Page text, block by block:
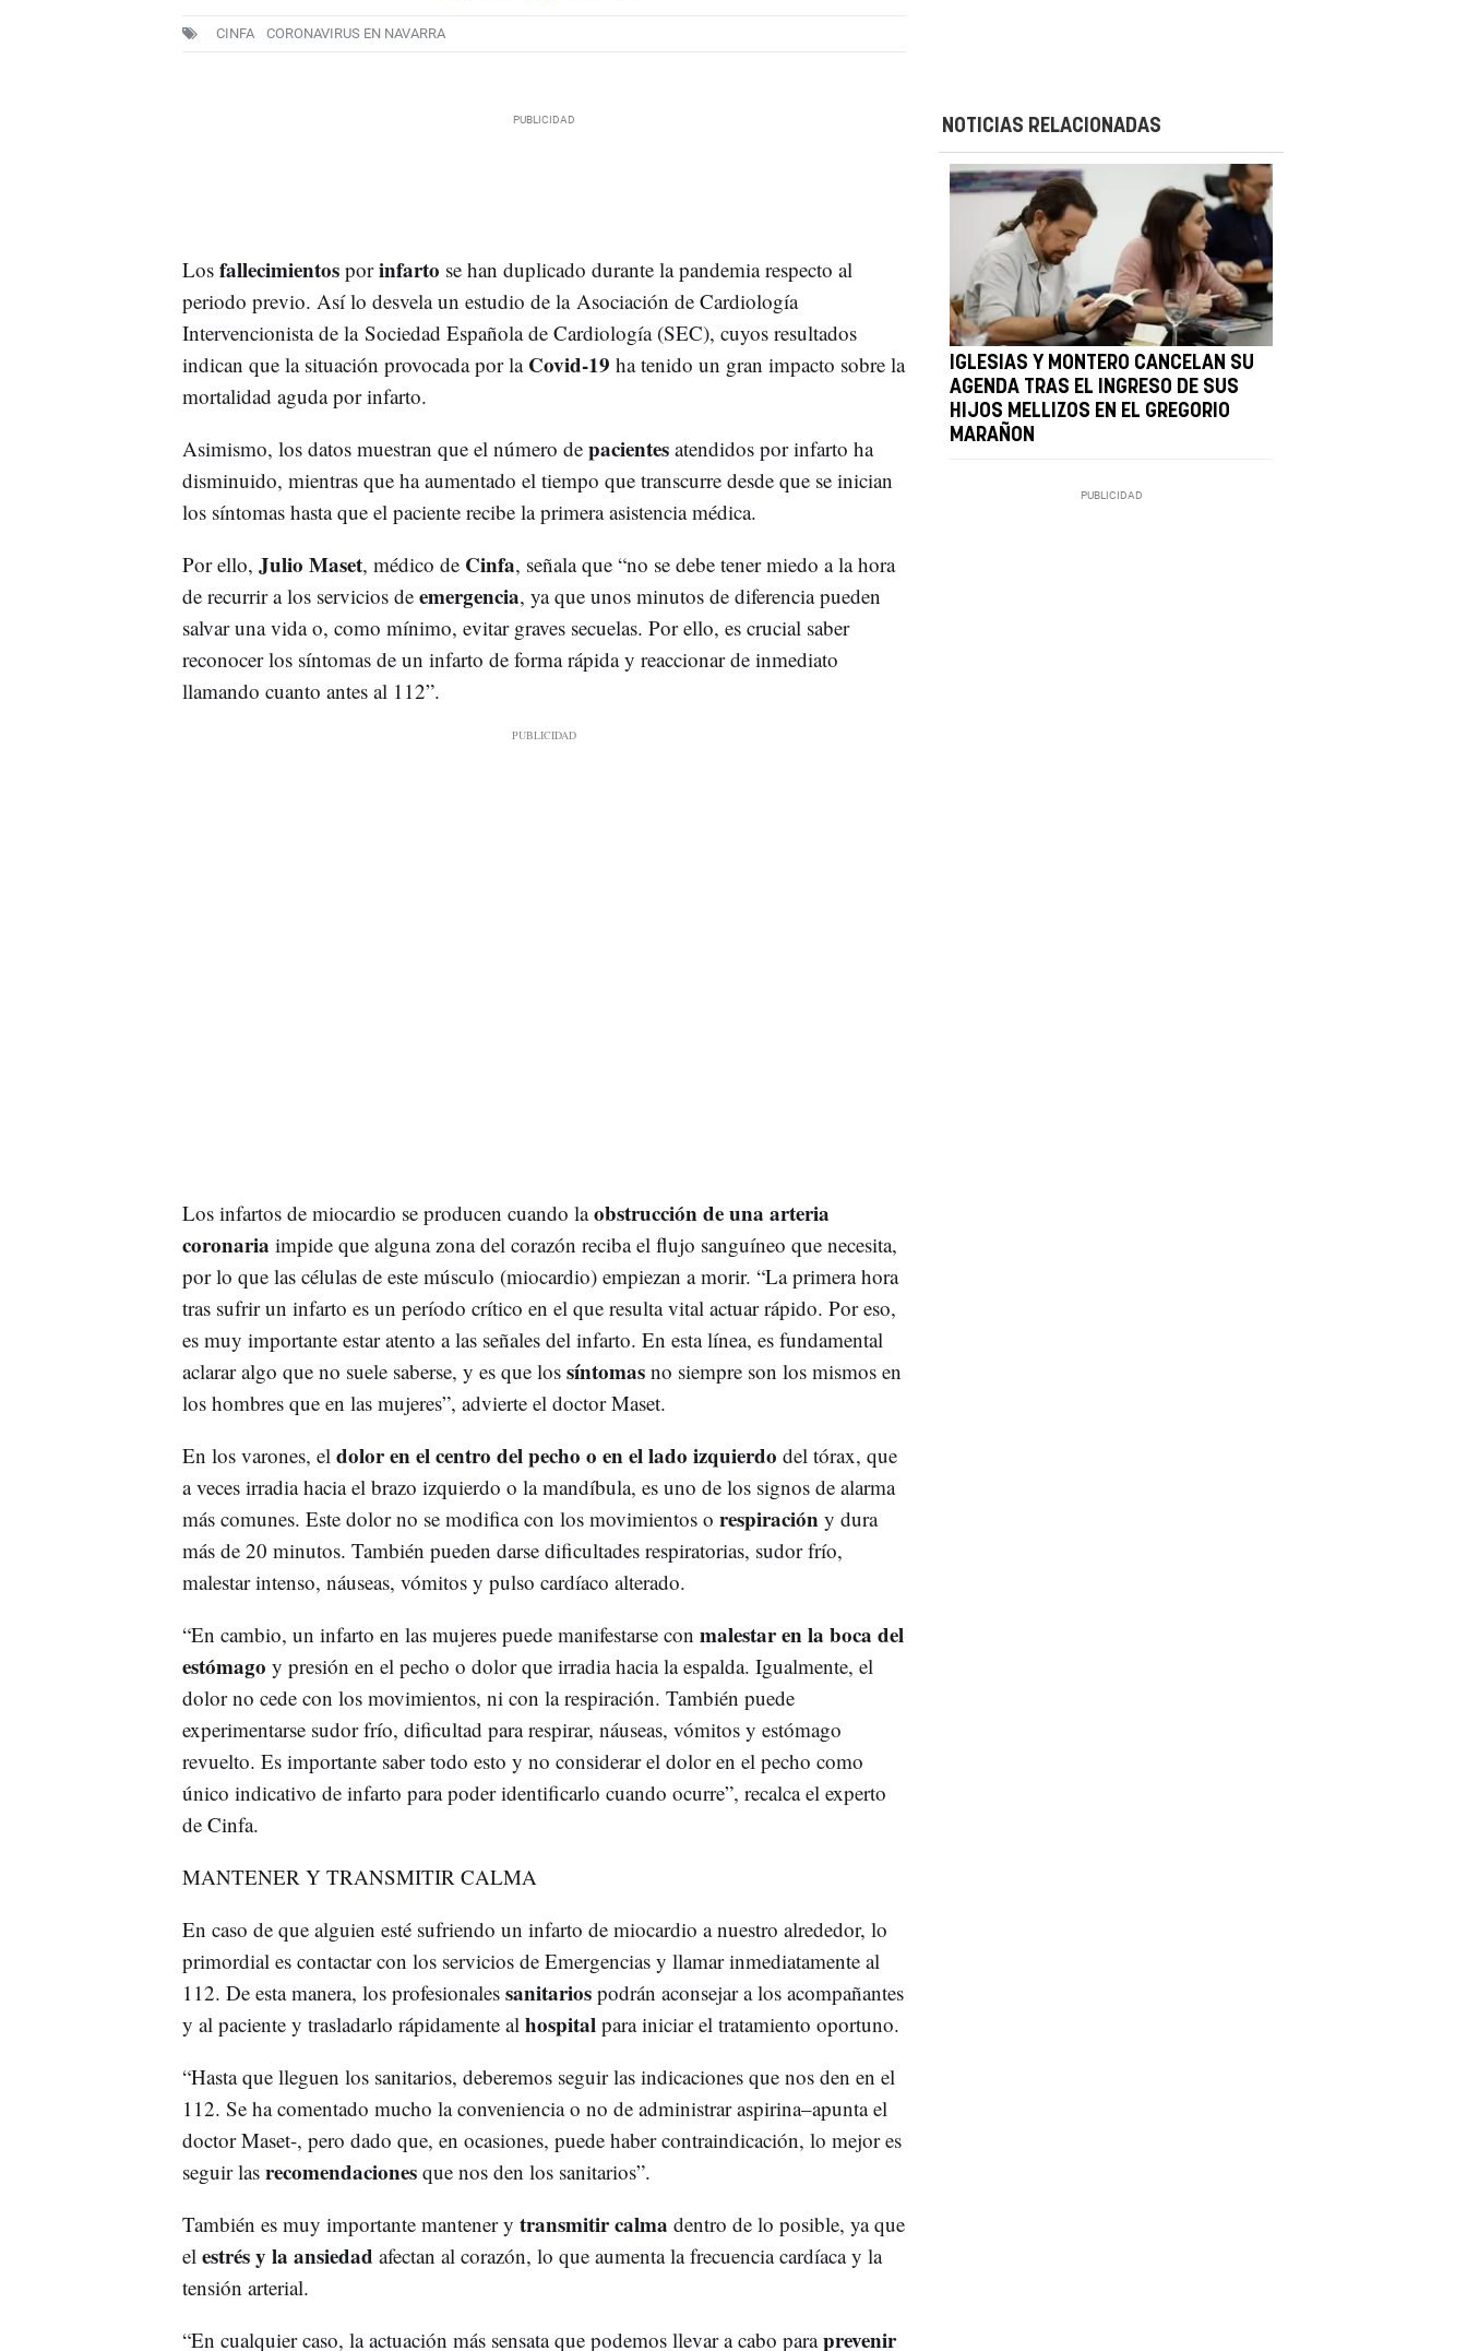
CINFA CORONAVIRUS EN NAVARRA
Los fallecimientos porinfarto se han duplicado durante la pandemia respecto al
periodo previo. Así lo desvela un estudio de la Asociación de Cardiología
Intervencionista de la Sociedad Española de Cardiología (SEC), cuyos resultados
indican que la situación provocada por laCovid-19 ha tenido un gran impacto sobre la
mortalidad aguda por infarto.
Asimismo, los datos muestran que el número de pacientes atendidos por infarto ha
disminuido, mientras que ha aumentado el tiempo que transcurre desde que se inician
los síntomas hasta que el paciente recibe la primera asistencia médica.
Por ello, Julio Maset, médico de Cinfa, señala que “no se debe tener miedo a la hora
de recurrir a los servicios de emergencia, ya que unos minutos de diferencia pueden
salvar una vida o, como mínimo, evitar graves secuelas. Por ello, es crucial saber
reconocer los síntomas de un infarto de forma rápida y reaccionar de inmediato
llamando cuanto antes al 112”.
Los infartos de miocardio se producen cuando laobstrucción de una arteria
coronaria impide que alguna zona del corazón reciba el flujo sanguíneo que necesita,
por lo que las células de este músculo (miocardio) empiezan a morir. “La primera hora
tras sufrir un infarto es un período crítico en el que resulta vital actuar rápido. Por eso,
es muy importante estar atento a las señales del infarto. En esta línea, es fundamental
aclarar algo que no suele saberse, y es que los síntomas no siempre son los mismos en
los hombres que en las mujeres”, advierte el doctor Maset.
En los varones, el dolor en el centro del pecho o en el lado izquierdo del tórax, que
a veces irradia hacia el brazo izquierdo o la mandíbula, es uno de los signos de alarma
más comunes. Este dolor no se modifica con los movimientos o respiración y dura
más de 20 minutos. También pueden darse dificultades respiratorias, sudor frío,
malestar intenso, náuseas, vómitos y pulso cardíaco alterado.
“En cambio, un infarto en las mujeres puede manifestarse con malestar en la boca del
estómago y presión en el pecho o dolor que irradia hacia la espalda. Igualmente, el
dolor no cede con los movimientos, ni con la respiración. También puede
experimentarse sudor frío, dificultad para respirar, náuseas, vómitos y estómago
revuelto. Es importante saber todo esto y no considerar el dolor en el pecho como
único indicativo de infarto para poder identificarlo cuando ocurre”, recalca el experto
de Cinfa.
MANTENER Y TRANSMITIR CALMA
En caso de que alguien esté sufriendo un infarto de miocardio a nuestro alrededor, lo
primordial es contactar con los servicios de Emergencias y llamar inmediatamente al
112. De esta manera, los profesionales sanitarios podrán aconsejar a los acompañantes
y al paciente y trasladarlo rápidamente al hospital para iniciar el tratamiento oportuno.
“Hasta que lleguen los sanitarios, deberemos seguir las indicaciones que nos den en el
112. Se ha comentado mucho la conveniencia o no de administrar aspirina–apunta el
doctor Maset-, pero dado que, en ocasiones, puede haber contraindicación, lo mejor es
seguir las recomendaciones que nos den los sanitarios”.
También es muy importante mantener y transmitir calma dentro de lo posible, ya que
el estrés y la ansiedad afectan al corazón, lo que aumenta la frecuencia cardíaca y la
tensión arterial.
“En cualquier caso, la actuación más sensata que podemos llevar a cabo paraprevenir
NOTICIAS RELACIONADAS
IGLESIAS Y MONTERO CANCELAN SU
AGENDA TRAS EL INGRESO DE SUS
HIJOS MELLIZOS EN EL GREGORIO
MARAÑON